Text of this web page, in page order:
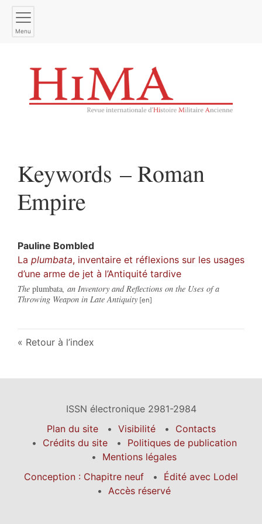
Menu
Keywords – Roman
Empire
Pauline Bombled
La plumbata, inventaire et réflexions sur les usages
d’une arme de jet à l’Antiquité tardive
The plumbata , an Inventory and Reflections on the Uses of a
Throwing Weapon in Late Antiquity
Retour à l’index
ISSN électronique 2981-2984
Plan du site
Visibilité
Contacts
Crédits du site
Politiques de publication
Mentions légales
Conception : Chapitre neuf
Édité avec Lodel
Accès réservé